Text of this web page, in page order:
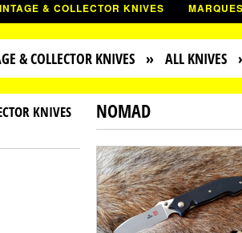
& COLLECTOR KNIVES
& COLLECTOR KNIVES » ALL KNIVES
KNIVES NOMAD